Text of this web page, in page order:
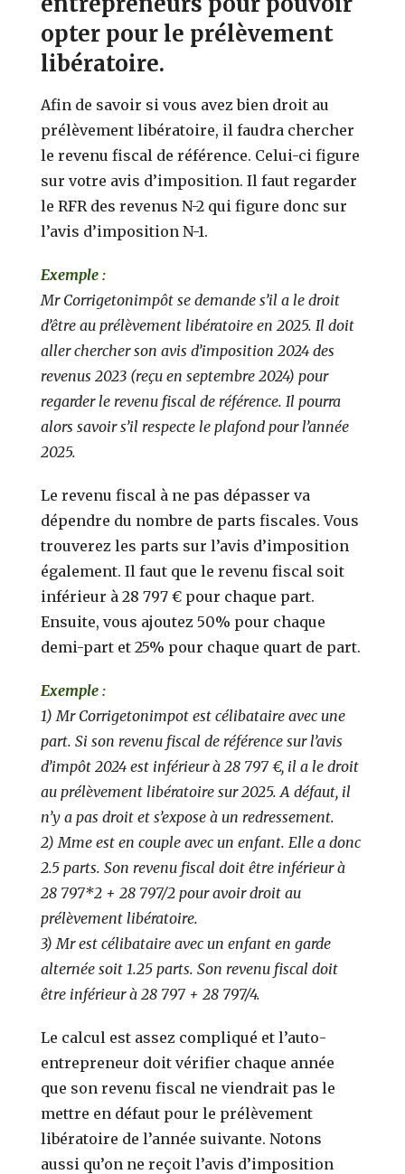
opter pour le prélèvement
libératoire.
Afin de savoir si vous avez bien droit au
prélèvement libératoire, il faudra chercher
le revenu fiscal de référence. Celui-ci figure
sur votre avis d’imposition. Il faut regarder
le RFR des revenus N-2 qui figure donc sur
l’avis d’imposition N-1.
Exemple :
Mr Corrigetonimpôt se demande s’il a le droit
d’être au prélèvement libératoire en 2025. Il doit
aller chercher son avis d’imposition 2024 des
revenus 2023 (reçu en septembre 2024) pour
regarder le revenu fiscal de référence. Il pourra
alors savoir s’il respecte le plafond pour l’année
2025.
Le revenu fiscal à ne pas dépasser va
dépendre du nombre de parts fiscales. Vous
trouverez les parts sur l’avis d’imposition
également. Il faut que le revenu fiscal soit
inférieur à 28 797 € pour chaque part.
Ensuite, vous ajoutez 50% pour chaque
demi-part et 25% pour chaque quart de part.
Exemple :
1) Mr Corrigetonimpot est célibataire avec une
part. Si son revenu fiscal de référence sur l’avis
d’impôt 2024 est inférieur à 28 797 €, il a le droit
au prélèvement libératoire sur 2025. A défaut, il
n’y a pas droit et s’expose à un redressement.
2) Mme est en couple avec un enfant. Elle a donc
2.5 parts. Son revenu fiscal doit être inférieur à
28 797*2 + 28 797/2 pour avoir droit au
prélèvement libératoire.
3) Mr est célibataire avec un enfant en garde
alternée soit 1.25 parts. Son revenu fiscal doit
être inférieur à 28 797 + 28 797/4.
Le calcul est assez compliqué et l’auto-
entrepreneur doit vérifier chaque année
que son revenu fiscal ne viendrait pas le
mettre en défaut pour le prélèvement
libératoire de l’année suivante. Notons
aussi qu’on ne reçoit l’avis d’imposition